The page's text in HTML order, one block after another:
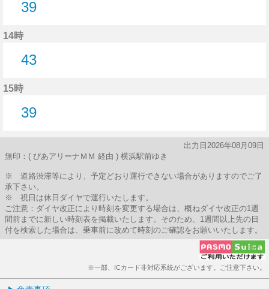
39
14時
43
15時
39
出力日2026年08月09日
無印：( ぴあアリーナＭＭ 経由 ) 横浜駅前ゆき
※ 道路渋滞等により、予定どおり運行できない場合がありますのでご了
承下さい。
※ 祝日は休日ダイヤで運行いたします。
ご注意：ダイヤ改正により時刻を変更する場合は、概ねダイヤ改正の1週
間前までに新しい時刻表を掲載いたします。そのため、1週間以上先の日
付を検索した場合は、乗車前に改めて時刻のご確認をお願いいたします。
※一部、ICカード非対応系統がございます。ご注意下さい。